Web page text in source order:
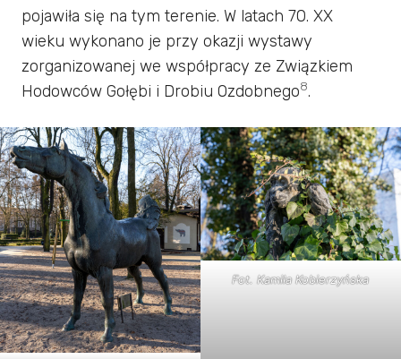
pojawiła się na tym terenie. W latach 70. XX
wieku wykonano je przy okazji wystawy
zorganizowanej we współpracy ze Związkiem
Hodowców Gołębi i Drobiu Ozdobnego8.
Fot. Kamila Kobierzyńska